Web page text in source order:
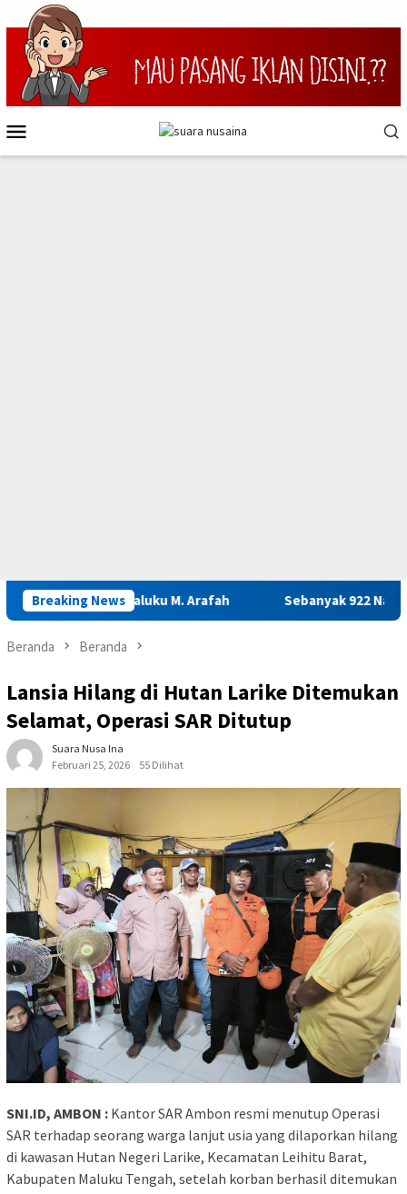
Loncat
ke
konten
Mobile
Breaking News
Maluku M. Arafah Sebanyak 922 Narapidana dan
Beranda Beranda
Lansia Hilang di Hutan Larike Ditemukan
Selamat, Operasi SAR Ditutup
Suara Nusa Ina
Februari 25, 2026
55 Dilihat
SNI.ID, AMBON : Kantor SAR Ambon resmi menutup Operasi
SAR terhadap seorang warga lanjut usia yang dilaporkan hilang
di kawasan Hutan Negeri Larike, Kecamatan Leihitu Barat,
Kabupaten Maluku Tengah, setelah korban berhasil ditemukan